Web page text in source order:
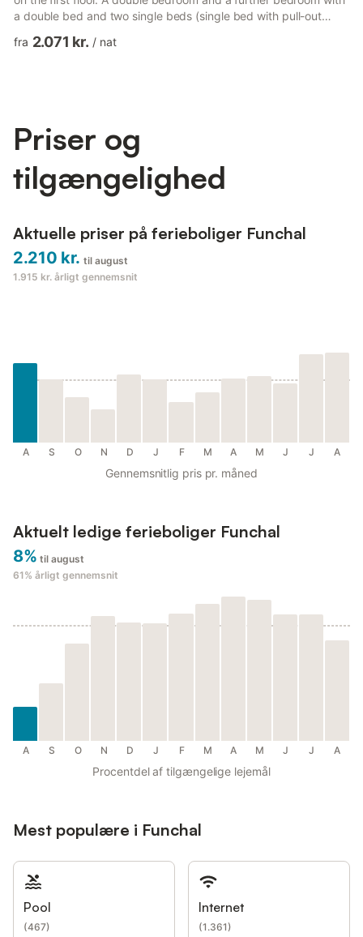
a double bed and two single beds (single bed with pull-out
floor. All first-floor bedrooms lead to the balcony that runs along
fra 2.071 kr. / nat
Priser og
tilgængelighed
Aktuelle priser på ferieboliger Funchal
2.210 kr. til august
1.915 kr. årligt gennemsnit
A S O N D J F M A M J J A
Gennemsnitlig pris pr. måned
Aktuelt ledige ferieboliger Funchal
8% til august
61% årligt gennemsnit
A S O N D J F M A M J J A
Procentdel af tilgængelige lejemål
Mest populære i Funchal
Pool
(467)
Internet
(1.361)